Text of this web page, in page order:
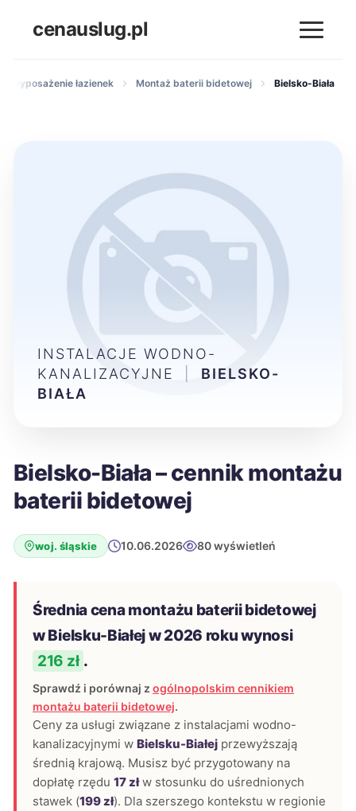
cenauslug.pl
i wyposażenie łazienek Montaż baterii bidetowej Bielsko-Biała
Bielsko-Biała – cennik montażu
baterii bidetowej
woj. śląskie 10.06.2026 80 wyświetleń
Średnia cena montażu baterii bidetowej
w Bielsku-Białej w 2026 roku wynosi
216 zł .
Sprawdź i porównaj z ogólnopolskim cennikiem
montażu baterii bidetowej.
Ceny za usługi związane z instalacjami wodno-
kanalizacyjnymi w Bielsku-Białej przewyższają
średnią krajową. Musisz być przygotowany na
dopłatę rzędu 17 złw stosunku do uśrednionych
stawek (199 zł). Dla szerszego kontekstu w regionie
INSTALACJE WODNO-
KANALIZACYJNE
BIELSKO-
BIAŁA